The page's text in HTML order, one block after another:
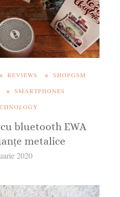
REVIEWS
SHOPGSM
SMARTPHONES
bluetooth EWA
metalice
2020